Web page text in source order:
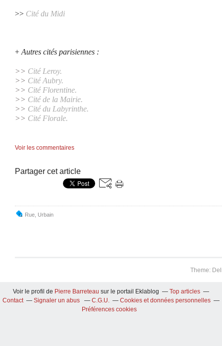
>> Cité du Midi
+ Autres cités parisiennes :
>> Cité Leroy.
>> Cité Aubry.
>> Cité Florentine.
>> Cité de la Mairie.
>> Cité du Labyrinthe.
>> Cité Florale.
Voir les commentaires
Partager cet article
Rue Urbain
Theme:
Voir le profil de Pierre Barreteau sur le portail Eklablog
Top articles
Contact
Signaler un abus C.G.U.
Cookies et données personnelles
Préférences cookies